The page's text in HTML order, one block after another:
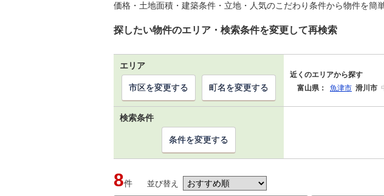
価格・土地面積・建築条件・立地・人気のこだわり条件から物件を簡
探したい物件のエリア・検索条件を変更して再検索
エリア
近くのエリアから探す
富山県：
魚津市 滑川市
市区を変更する 町名を変更する
検索条件
条件を変更する
8件 並び替え